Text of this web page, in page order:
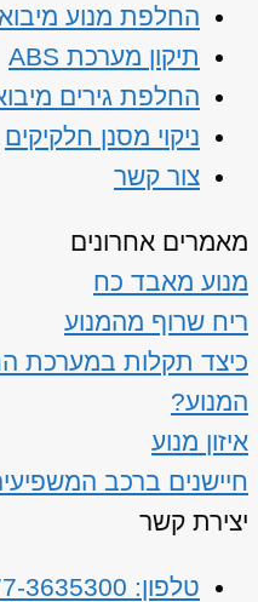
החלפת מנוע מיבוא
תיקון מערכת ABS
החלפת גירים
ניקוי מסנן חלקיקים
צור קשר
מאמרים אחרונים
מנוע מאבד כח
ריח שרוף מהמנוע
כיצד תקלות במערכת
המנוע?
איזון מנוע
חיישנים ברכב
יצירת קשר
טלפון: 077-3635300